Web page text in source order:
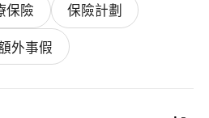
保險
保險計劃
外事假